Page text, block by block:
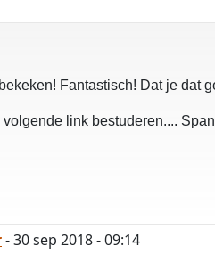
Fantastisch! Dat je dat
volgende link bestuderen....
- 30 sep 2018 - 09:14